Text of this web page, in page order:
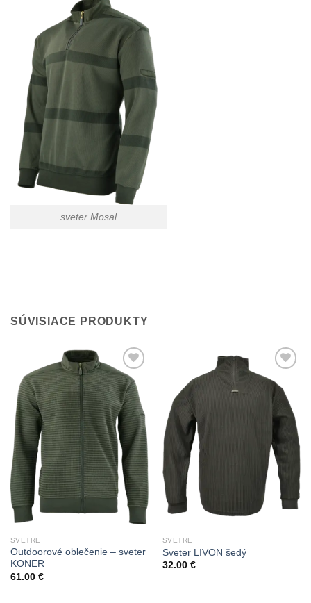
sveter Mosal
SÚVISIACE PRODUKTY
Add to
Wishlist
SVETRE
Outdoorové oblečenie – sveter
KONER
61.00 €
Add to
Wishlist
SVETRE
Sveter LIVON šedý
32.00 €